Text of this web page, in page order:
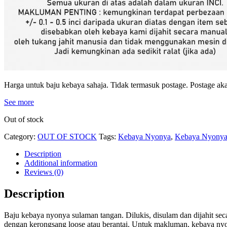
Harga untuk baju kebaya sahaja. Tidak termasuk postage. Postage
See more
Out of stock
Category: OUT OF STOCK Tags: Kebaya Nyonya, Kebaya
Description
Additional information
Reviews (0)
Description
Baju kebaya nyonya sulaman tangan. Dilukis, disulam dan dijahit
dengan kerongsang loose atau berantai. Untuk makluman, kebaya